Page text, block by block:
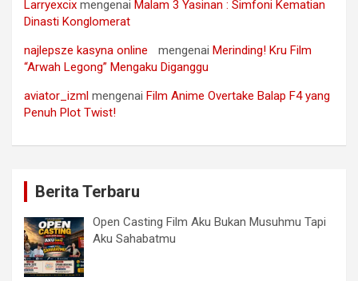
Larryexcix mengenai Malam 3 Yasinan : Simfoni Kematian
Dinasti Konglomerat
najlepsze kasyna online
mengenai Merinding! Kru Film
“Arwah Legong” Mengaku Diganggu
aviator_izml mengenai Film Anime Overtake Balap F4 yang
Penuh Plot Twist!
Berita Terbaru
Open Casting Film Aku Bukan Musuhmu Tapi
Aku Sahabatmu